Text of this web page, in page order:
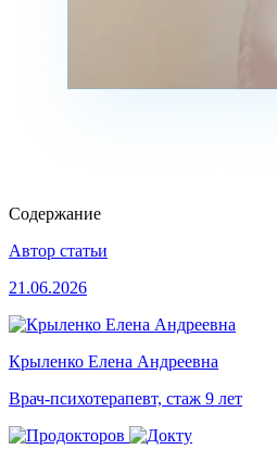
Содержание
Автор статьи
21.06.2026
Крыленко Елена Андреевна
Врач-психотерапевт, стаж 9 лет